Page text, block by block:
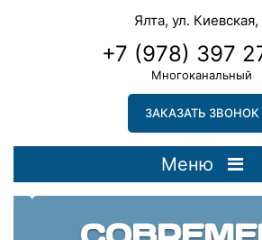
Ялта, ул. Киевская,
+7 (978) 397
Многоканальный
ЗАКАЗАТЬ ЗВОНОК
Меню